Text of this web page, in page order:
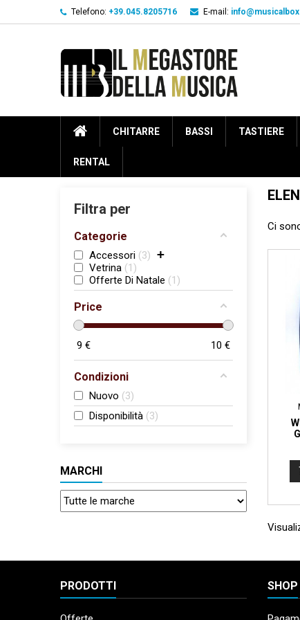
Telefono: +39.045.8205716 E-mail:
CHITARRE BASSI TASTIERE
RENTAL
Filtra per
Categorie
Accessori 3 +
Vetrina 1
Offerte Di Natale
1
Price
9 € 10 €
Condizioni
Nuovo
3
Disponibilità 3
MARCHI
Ci
PRODOTTI SHOP